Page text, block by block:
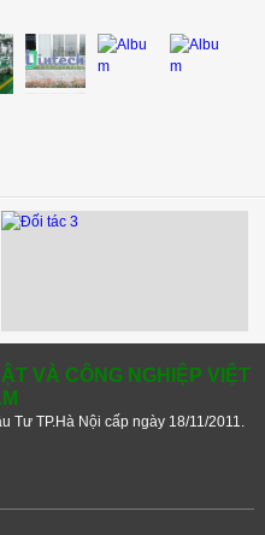
VÀ CÔNG NGHIỆP VIỆT
Tư TP.Hà Nội cấp ngày 18/11/2011.